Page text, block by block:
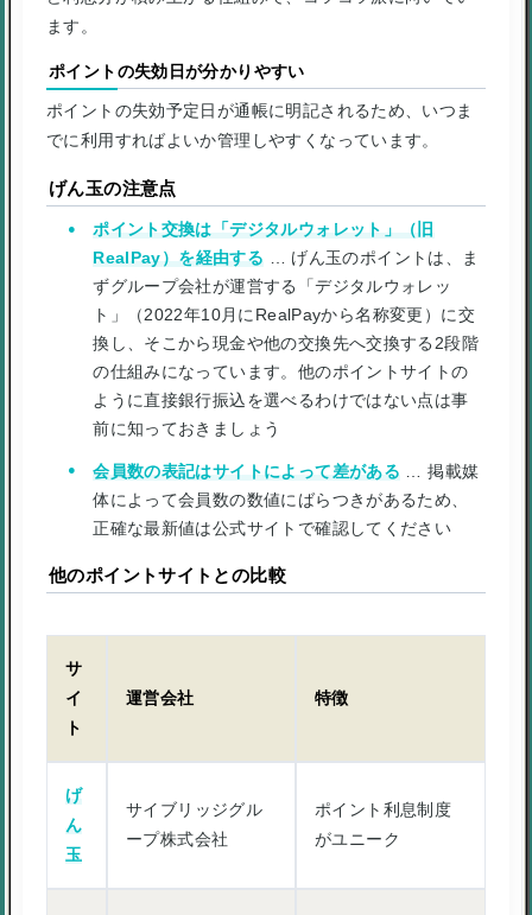
ます。
ポイントの失効日が分かりやすい
ポイントの失効予定日が通帳に明記されるため、いつま
でに利用すればよいか管理しやすくなっています。
げん玉の注意点
ポイント交換は「デジタルウォレット」（旧
RealPay）を経由する … げん玉のポイントは、ま
ずグループ会社が運営する「デジタルウォレッ
ト」（2022年10月にRealPayから名称変更）に交
換し、そこから現金や他の交換先へ交換する2段階
の仕組みになっています。他のポイントサイトの
ように直接銀行振込を選べるわけではない点は事
前に知っておきましょう
会員数の表記はサイトによって差がある … 掲載媒
体によって会員数の数値にばらつきがあるため、
正確な最新値は公式サイトで確認してください
他のポイントサイトとの比較
サ
イ
ト
運営会社 特徴
げ
ん
玉
サイブリッジグル
ープ株式会社
ポイント利息制度
がユニーク